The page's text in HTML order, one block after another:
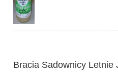
Bracia Sadownicy Letnie